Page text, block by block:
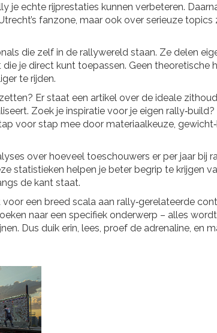
je echte rijprestaties kunnen verbeteren.
fanzone, maar ook over serieuze topics
die zelf in de rallywereld staan. Ze delen
je direct kunt toepassen. Geen theoretische
te rijden.
Er staat een artikel over de ideale
Zoek je inspiratie voor je eigen
voor stap mee door materiaalkeuze,
over hoeveel toeschouwers er per jaar bij
statistieken helpen je beter begrip te krijgen
de kant staat.
een breed scala aan rally‑gerelateerde
naar een specifiek onderwerp – alles
Dus duik erin, lees, proef de adrenaline, en